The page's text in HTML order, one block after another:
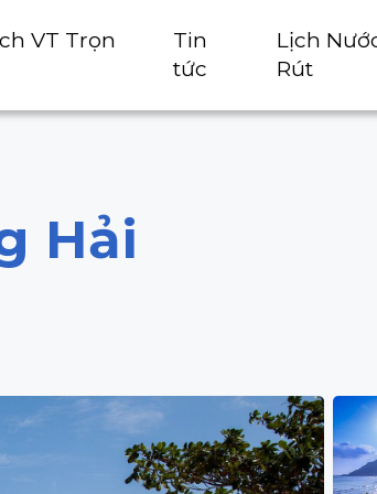
VT Trọn
Tin
tức
Lịch
Rút
Hải